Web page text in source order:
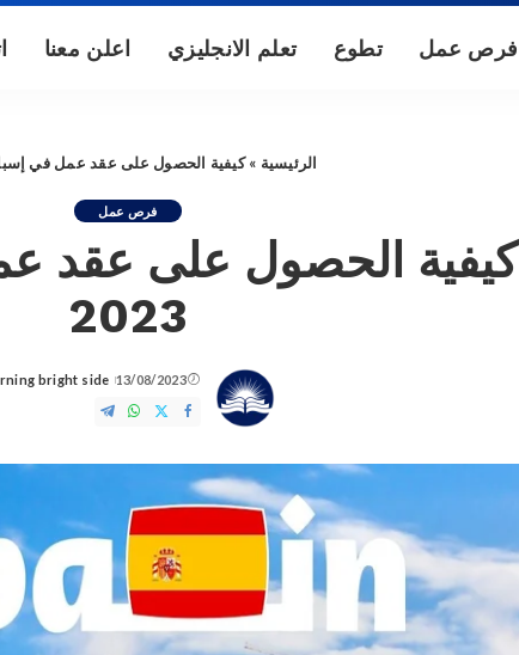
فرص عمل تطوع تعلم الانجليزي اعلن معنا
الرئيسية »كيفية الحصول على عقد عمل في إسبانيا
فرص عمل
كيفية الحصول على عقد
2023
13/08/2023
Posted
by
bright side